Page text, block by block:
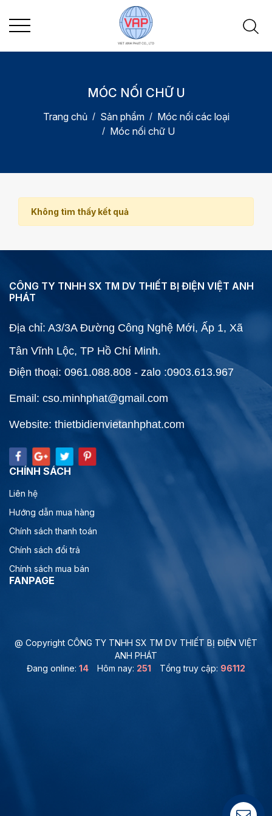
MÓC NỐI CHỮ U
Trang chủ Sản phẩm
Móc nối các loại
Móc nối chữ U
Không tìm thấy kết quả
CÔNG TY TNHH SX TM DV THIẾT BỊ ĐIỆN VIỆT ANH
PHÁT
Địa chỉ: A3/3A Đường Công Nghệ Mới, Ấp 1, Xã
Tân Vĩnh Lộc, TP Hồ Chí Minh.
Điện thoại: 0961.088.808 - zalo :0903.613.967
Email: cso.minhphat@gmail.com
Website: thietbidienvietanhphat.com
CHÍNH SÁCH
Liên hệ
Hướng dẫn mua hàng
Chính sách thanh toán
Chính sách đổi trả
Chính sách mua bán
FANPAGE
@ Copyright CÔNG TY TNHH SX TM DV THIẾT BỊ ĐIỆN VIỆT
ANH PHÁT
Đang online: 14 Hôm nay: 251 Tổng truy cập: 96112